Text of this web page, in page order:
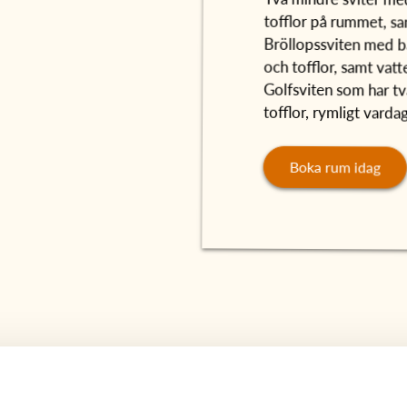
tofflor på rummet,
Bröllopssviten med
och tofflor, samt
Golfsviten som har
tofflor, rymligt
Boka rum idag